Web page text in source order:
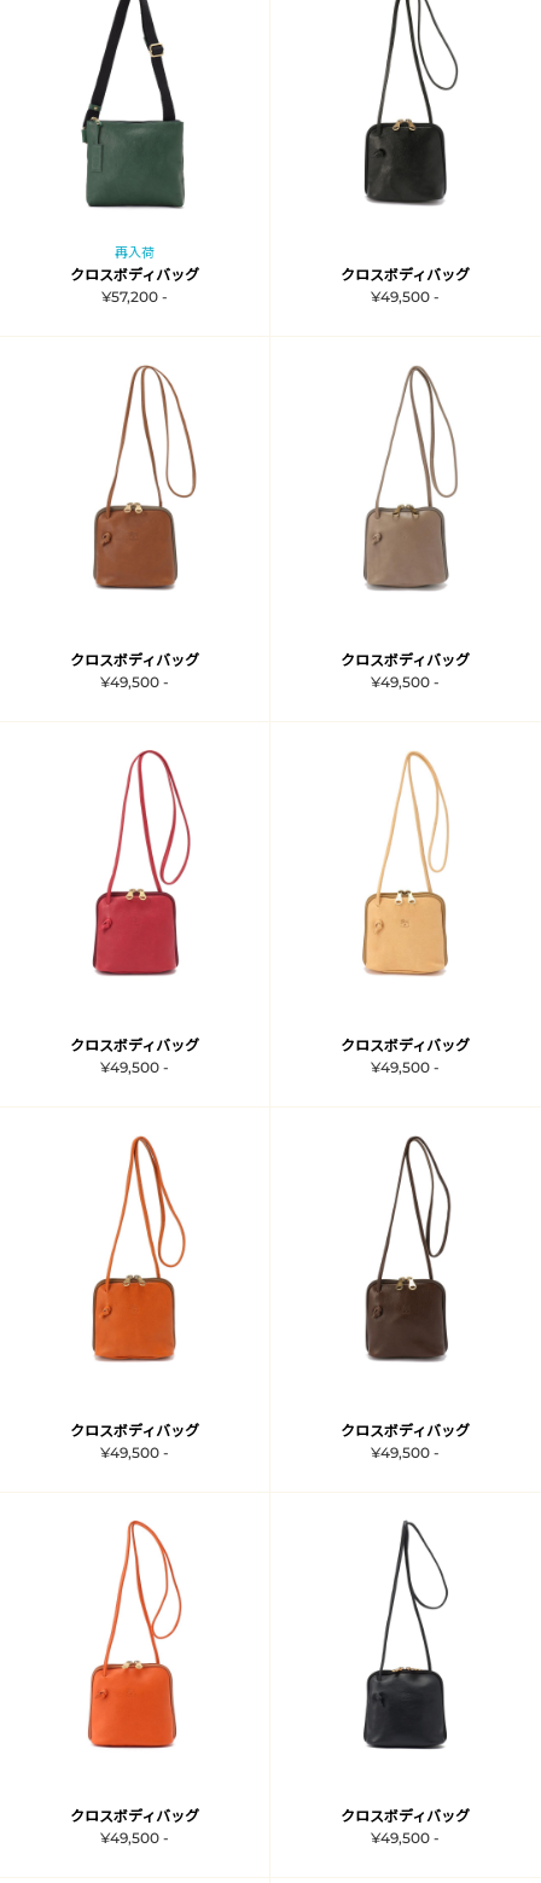
再入荷
クロスボディバッグ
¥57,200 -
クロスボディバッグ
¥49,500 -
クロスボディバッグ
¥49,500 -
クロスボディバッグ
¥49,500 -
クロスボディバッグ
¥49,500 -
クロスボディバッグ
¥49,500 -
クロスボディバッグ
¥49,500 -
クロスボディバッグ
¥49,500 -
クロスボディバッグ
¥49,500 -
クロスボディバッグ
¥49,500 -